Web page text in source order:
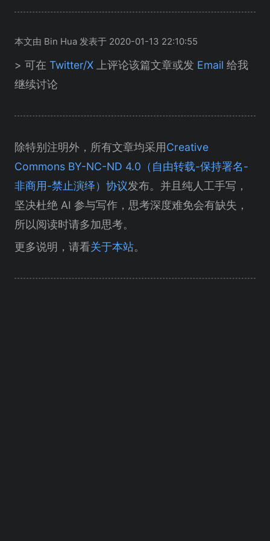
本文由 Bin Hua 发表于 2020-01-13 22:10:55
> 可在 Twitter/X 上评论该篇文章或发 Email 给我
继续讨论
除特别注明外，所有文章均采用Creative
Commons BY-NC-ND 4.0（自由转载-保持署名-
非商用-禁止演绎）协议发布。并且纯人工手写，
坚决杜绝 AI 参与写作，思考深度难免会有缺失，
所以阅读时请多加思考。
更多说明，请看关于本站。